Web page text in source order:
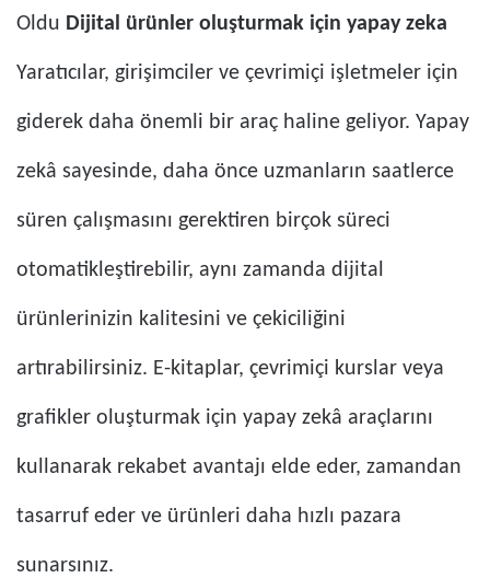
Oldu Dijital ürünler oluşturmak için yapay zeka
Yaratıcılar, girişimciler ve çevrimiçi işletmeler için
giderek daha önemli bir araç haline geliyor. Yapay
zekâ sayesinde, daha önce uzmanların saatlerce
süren çalışmasını gerektiren birçok süreci
otomatikleştirebilir, aynı zamanda dijital
ürünlerinizin kalitesini ve çekiciliğini
artırabilirsiniz. E-kitaplar, çevrimiçi kurslar veya
grafikler oluşturmak için yapay zekâ araçlarını
kullanarak rekabet avantajı elde eder, zamandan
tasarruf eder ve ürünleri daha hızlı pazara
sunarsınız.